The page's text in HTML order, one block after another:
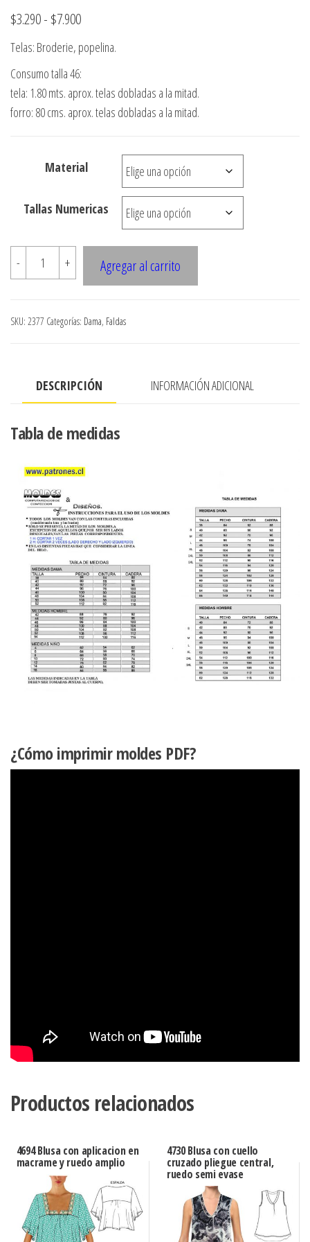
$3.290- $7.900Rango
de
desde
$3.290
Telas: Broderie, popelina.
Consumo talla 46:
tela: 1.80 mts. aprox. telas dobladas a la mitad.
forro: 80 cms. aprox. telas dobladas a la mitad.
Material
Tallas Numericas
-
2377
Falda
Broderie
Recogidos
cantidad
+ Agregar al carrito
SKU: 2377 Categorías: Dama, Faldas
DESCRIPCIÓN INFORMACIÓN ADICIONAL
Tabla de medidas
¿Cómo imprimir moldes PDF?
Productos relacionados
4694 Blusa con aplicacion en
macrame y ruedo amplio
4730 Blusa con cuello
cruzado pliegue central,
ruedo semi evase